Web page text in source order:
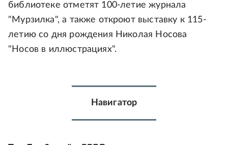
библиотеке отметят 100-летие журнала
"Мурзилка", а также откроют выставку к 115-
летию со дня рождения Николая Носова
"Носов в иллюстрациях".
Навигатор